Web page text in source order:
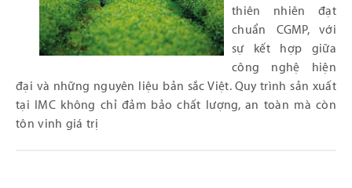
thiên nhiên đạt
chuẩn CGMP, với
sự kết hợp giữa
công nghệ hiện
đại và những nguyên liệu bản sắc Việt. Quy trình sản xuất
tại IMC không chỉ đảm bảo chất lượng, an toàn mà còn
tôn vinh giá trị